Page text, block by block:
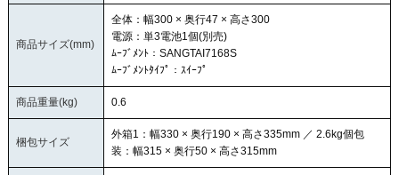
商品サイズ(mm)
全体：幅300 × 奥行47 × 高さ300
電源：単3電池1個(別売)
ﾑｰﾌﾞﾒﾝﾄ：SANGTAI7168S
ﾑｰﾌﾞﾒﾝﾄﾀｲﾌﾟ：ｽｲｰﾌﾟ
商品重量(kg) 0.6
梱包サイズ
外箱1：幅330 × 奥行190 × 高さ335mm ／ 2.6kg個包
装：幅315 × 奥行50 × 高さ315mm